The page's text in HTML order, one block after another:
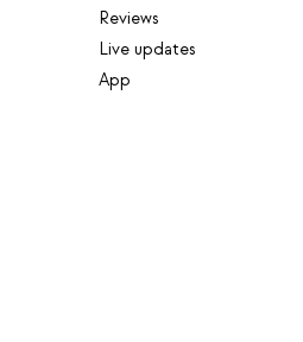
Reviews
Live updates
App